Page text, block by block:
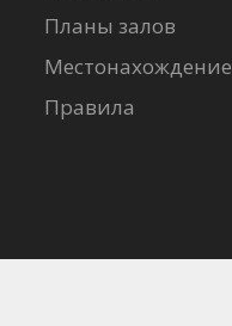
Планы залов
Местонахождение
Правила